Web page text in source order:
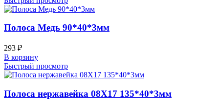
Полоса Медь 90*40*3мм
293 ₽
В корзину
Быстрый просмотр
Полоса нержавейка 08Х17 135*40*3мм